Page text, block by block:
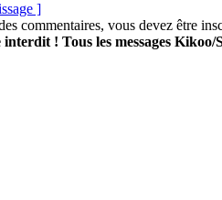
]
commentaires, vous devez être
! Tous les messages Kikoo/